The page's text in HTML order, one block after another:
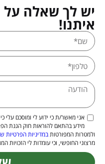
יש לך שאלה על
איתנו!
אני מאשר/ת כי ידוע לי ומוסכם עלי
ולמטרות המפורטותבמדיניות הפרטיות
מרצוני החופשי, וכי עומדות לי הזכויות